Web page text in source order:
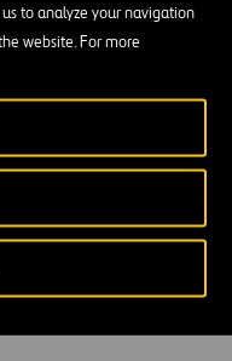
to analyze your navigation
website. For more
de la
fecha 08/05 y nº
en la inversión en
de deuda de